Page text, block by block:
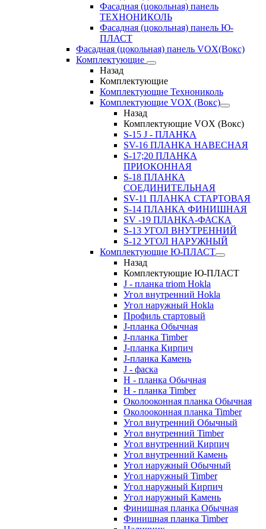
Фасадная (цокольная) панель
ТЕХНОНИКОЛЬ
Фасадная (цокольная) панель Ю-
ПЛАСТ
Фасадная (цокольная) панель VOX(Вокс)
Комплектующие
Назад
Комплектующие
Комплектующие Технониколь
Комплектующие VOX (Вокс)
Назад
Комплектующие VOX (Вокс)
S-15 J - ПЛАНКА
SV-16 ПЛАНКА НАВЕСНАЯ
S-17;20 ПЛАНКА
ПРИОКОННАЯ
S-18 ПЛАНКА
СОЕДИНИТЕЛЬНАЯ
SV-11 ПЛАНКА СТАРТОВАЯ
S-14 ПЛАНКА ФИНИШНАЯ
SV -19 ПЛАНКА-ФАСКА
S-13 УГОЛ ВНУТРЕННИЙ
S-12 УГОЛ НАРУЖНЫЙ
Комплектующие Ю-ПЛАСТ
Назад
Комплектующие Ю-ПЛАСТ
J - планка triom Hokla
Угол внутренний Hokla
Угол наружный Hokla
Профиль стартовый
J-планка Обычная
J-планка Timber
J-планка Кирпич
J-планка Камень
J - фаска
Н - планка Обычная
Н - планка Timber
Околооконная планка Обычная
Околооконная планка Timber
Угол внутренний Обычный
Угол внутренний Timber
Угол внутренний Кирпич
Угол внутренний Камень
Угол наружный Обычный
Угол наружный Timber
Угол наружный Кирпич
Угол наружный Камень
Финишная планка Обычная
Финишная планка Timber